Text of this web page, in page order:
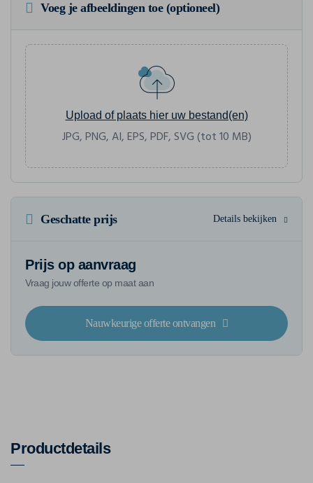
Voeg je afbeeldingen toe (optioneel)
Upload of plaats hier uw bestand(en)
JPG, PNG, AI, EPS, PDF, SVG (tot 10 MB)
Geschatte prijs Details bekijken
Prijs op aanvraag
Vraag jouw offerte op maat aan
Nauwkeurige offerte ontvangen
Productdetails